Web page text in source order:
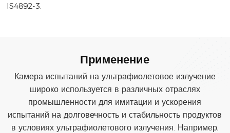
IS4892-3.
Применение
Камера испытаний на ультрафиолетовое излучение
широко используется в различных отраслях
промышленности для имитации и ускорения
испытаний на долговечность и стабильность продуктов
в условиях ультрафиолетового излучения. Например,